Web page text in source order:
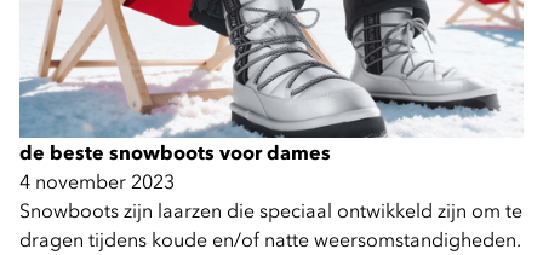
de beste snowboots voor dames
4 november 2023
Snowboots zijn laarzen die speciaal ontwikkeld zijn om te
dragen tijdens koude en/of natte weersomstandigheden.